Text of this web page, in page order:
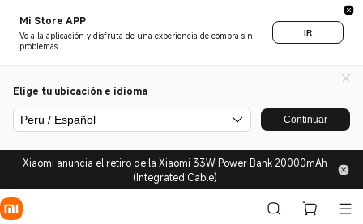
Mi Store APP
Ve a la aplicación y disfruta de una experiencia de compra sin
problemas.
IR
Elige tu ubicación e idioma
Perú / Español Continuar
Xiaomi anuncia el retiro de la Xiaomi 33W Power Bank 20000mAh
(Integrated Cable)